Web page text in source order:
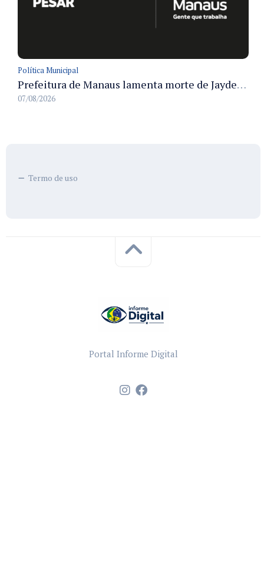
Política Municipal
Prefeitura de Manaus lamenta morte de Jayder Rego do Nascimento e informa velório na cidade
07/08/2026
Termo de uso
Portal Informe Digital